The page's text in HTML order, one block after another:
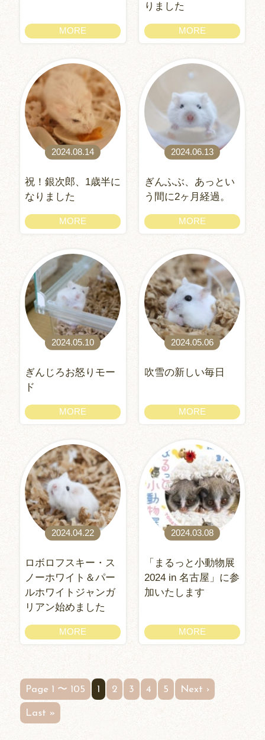
MORE
りました
MORE
2024.08.14
祝！銀次郎、1歳半に
なりました
MORE
2024.06.13
ぎんふぶ、あっとい
う間に2ヶ月経過。
MORE
2024.05.10
ぎんじろお怒りモー
ド
MORE
2024.05.06
吹雪の新しい毎日
MORE
2024.04.22
ロボロフスキー・ス
ノーホワイト＆パー
ルホワイトジャンガ
リアン始めました
MORE
2024.03.08
「まるっと小動物展
2024 in 名古屋」に参
加いたします
MORE
Page 1 〜 105 1 2 3 4 5 Next ›
Last »